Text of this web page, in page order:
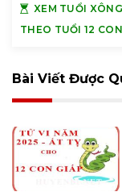
XEM TUỔI
THEO TUỔI 12
Bài Viết Được